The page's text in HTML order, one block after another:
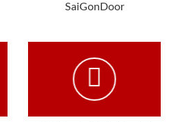
SaiGonDoor